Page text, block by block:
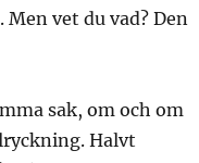
vet du vad? Den
sak, om och om
Halvt